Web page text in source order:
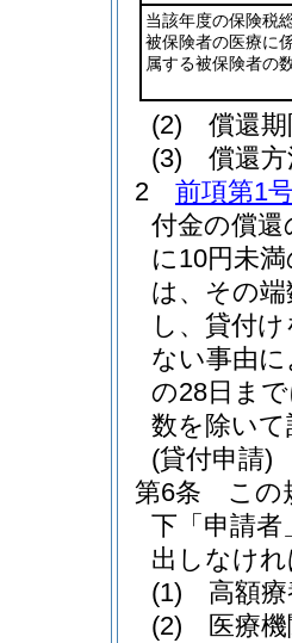
当該年度の保険税
被保険者の医療に
属する被保険者の
(2)
償還
(3)
償還
2
前項第1
付金の償
に10円未
は、その
し、貸付
ない事由
の28日ま
数を除い
(貸付申請)
第6条
この
下「申請
出しなけ
(1)
高額
(2)
医療